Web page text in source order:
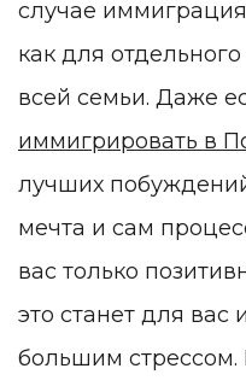
случае
как для
всей семьи. Даже
иммигрировать в
лучших
мечта и сам
вас только
это станет для вас
большим стрессом.